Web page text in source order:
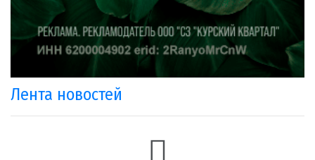
Лента новостей